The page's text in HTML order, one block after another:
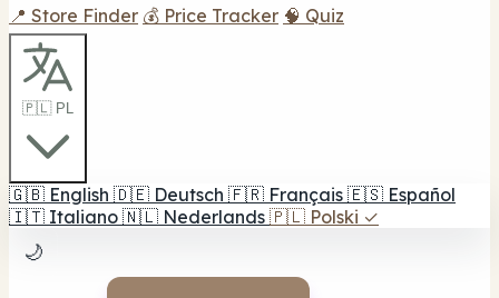
📍 Store Finder 💰 Price Tracker 🧠 Quiz
🇵🇱 PL
🇬🇧 English 🇩🇪 Deutsch 🇫🇷 Français 🇪🇸 Español
🇮🇹 Italiano 🇳🇱 Nederlands 🇵🇱 Polski ✓
🌙